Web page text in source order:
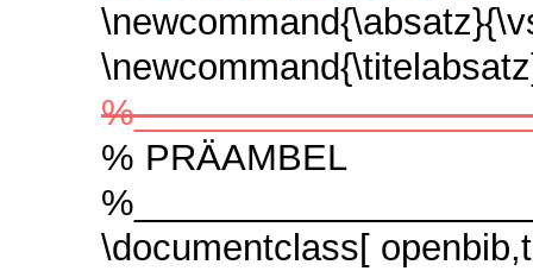
% PRÄAMBEL
\documentclass[